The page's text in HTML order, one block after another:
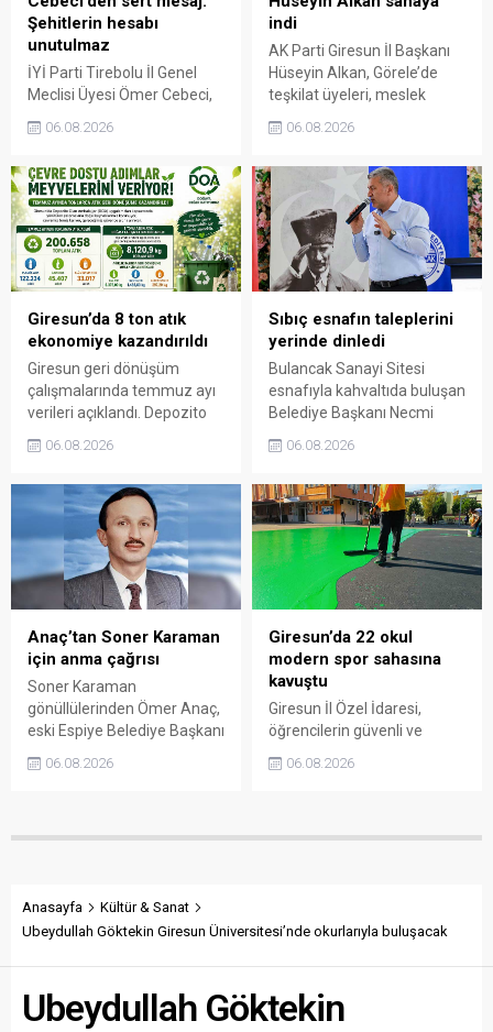
Şehitlerin hesabı
unutulmaz
İYİ Parti Tirebolu İl Genel
Meclisi Üyesi Ömer Cebeci,
Giresun Müdafaa-i Hukuk
Cemiyeti’nin Milli Mücadele
çekti. Cebeci, Giresun’un
bağımsızlık mücadelesinde
üstlendiği tarihi
sorumluluğun gelecek
nesillere doğru anlatılması
gerektiğini söyledi.
06.08.2026
indi
AK Parti Giresun İl Başkanı
Hüseyin Alkan, Görele’de
teşkilat üyeleri, meslek
odaları ve esnafla bir araya
gelerek talep ve beklentileri
06.08.2026
Giresun’da 8 ton atık
ekonomiye kazandırıldı
Giresun geri dönüşüm
çalışmalarında temmuz ayı
verileri açıklandı. Depozito
Olan Ambalajlar
uygulamasına destek veren
ambalajın çöpe gitmesini
06.08.2026
Sıbıç esnafın taleplerini
yerinde dinledi
Bulancak Sanayi Sitesi
esnafıyla kahvaltıda buluşan
Belediye Başkanı Necmi
Sıbıç, bölgede yapılması
planlanan çalışmaları
da yaşadığı sorunları ve
beklentilerini doğrudan
Başkan Sıbıç’a aktardı.
06.08.2026
Anaç’tan Soner Karaman
için anma çağrısı
Soner Karaman
gönüllülerinden Ömer Anaç,
eski Espiye Belediye Başkanı
Soner Karaman’ın vefatının
34’üncü yılı dolayısıyla
kaybetmiş tüm belediye
06.08.2026
Giresun’da 22 okul
modern spor sahasına
kavuştu
Giresun İl Özel İdaresi,
öğrencilerin güvenli ve
modern alanlarda spor
yapabilmesi amacıyla 22
dönüştürdü. Tamamlanan
aldı.
06.08.2026
Anasayfa
Kültür & Sanat
Ubeydullah Göktekin Giresun Üniversitesi’nde okurlarıyla buluşacak
Ubeydullah Göktekin